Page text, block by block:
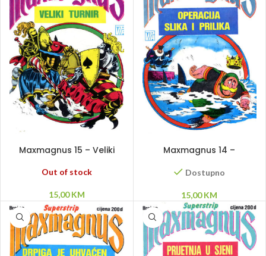
Maxmagnus 15 – Veliki
turnir
Out of stock
15,00KM
Maxmagnus 14 –
Operacija slika i prilika
Dostupno
15,00KM